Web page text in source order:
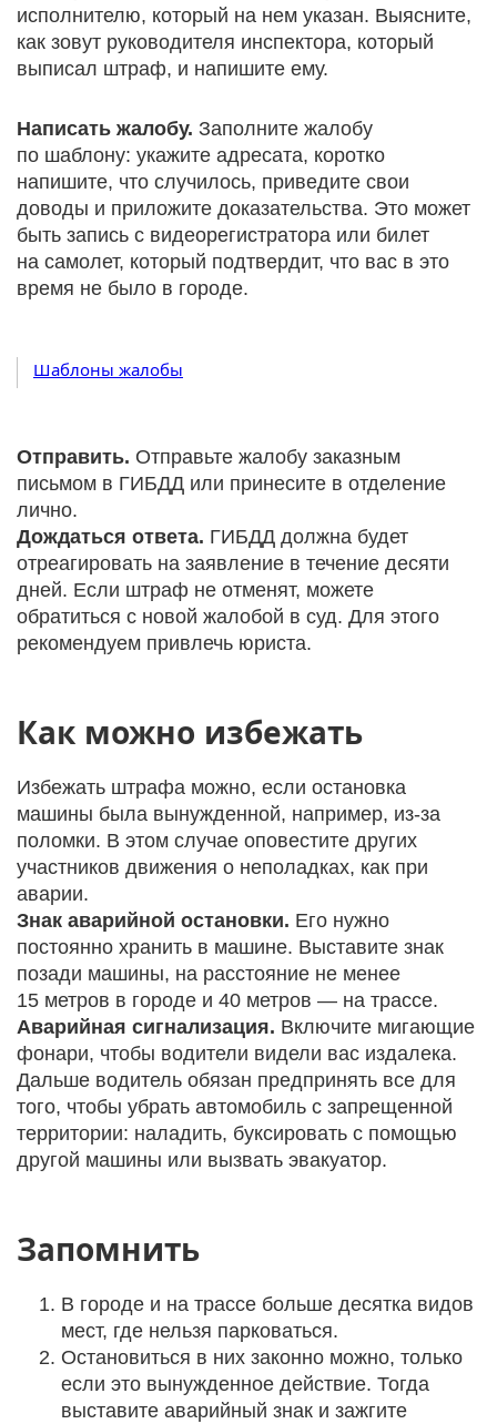
исполнителю, который на нем указан. Выясните,
как зовут руководителя инспектора, который
выписал штраф, и напишите ему.
Написать жалобу. Заполните жалобу
по шаблону: укажите адресата, коротко
напишите, что случилось, приведите свои
доводы и приложите доказательства. Это может
быть запись с видеорегистратора или билет
на самолет, который подтвердит, что вас в это
время не было в городе.
Шаблоны жалобы
Отправить. Отправьте жалобу заказным
письмом в ГИБДД или принесите в отделение
лично.
Дождаться ответа. ГИБДД должна будет
отреагировать на заявление в течение десяти
дней. Если штраф не отменят, можете
обратиться с новой жалобой в суд. Для этого
рекомендуем привлечь юриста.
Как можно избежать
Избежать штрафа можно, если остановка
машины была вынужденной, например, из-за
поломки. В этом случае оповестите других
участников движения о неполадках, как при
аварии.
Знак аварийной остановки. Его нужно
постоянно хранить в машине. Выставите знак
позади машины, на расстояние не менее
15 метров в городе и 40 метров — на трассе.
Аварийная сигнализация. Включите мигающие
фонари, чтобы водители видели вас издалека.
Дальше водитель обязан предпринять все для
того, чтобы убрать автомобиль с запрещенной
территории: наладить, буксировать с помощью
другой машины или вызвать эвакуатор.
Запомнить
В городе и на трассе больше десятка видов
мест, где нельзя парковаться.
Остановиться в них законно можно, только
если это вынужденное действие. Тогда
выставите аварийный знак и зажгите